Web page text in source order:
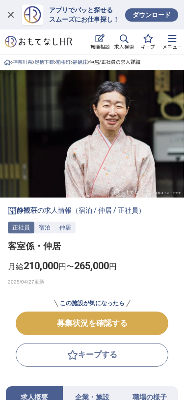
アプリでパッと探せる
スムーズにお仕事探し！
ダウンロード
転職相談 求人検索 キープ メニュー
ログイン
求人・施設を探す
キープした求人
就職・転職 合同説明会
おもてなしHRについて
ご利用の流れ
よくある質問
ホテル・宿泊業界情報コラム
無料 転職サポートに申し込む
採用をお考えの企業様へ
神奈川県 足柄下郡 箱根町 静観荘 仲居/正社員の求人詳細
静観荘の求人情報（宿泊 /仲居/正社員 ）
正社員 宿泊 仲居
客室係・仲居
月給210,000円〜265,000円
この施設が気になったら
募集状況を確認する
キープする
求人概要 企業・施設 職場の様子